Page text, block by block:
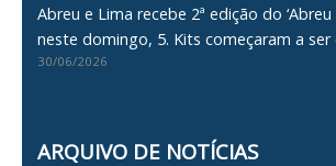
Abreu e Lima recebe 2ª edição do ‘Abreu
neste domingo, 5. Kits começaram a ser
30/06/2026
ARQUIVO DE NOTÍCIAS